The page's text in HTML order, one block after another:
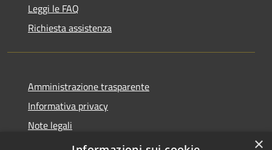
Leggi le FAQ
Richiesta assistenza
Amministrazione trasparente
Informativa privacy
Note legali
Dichiarazione di accessibilità
×